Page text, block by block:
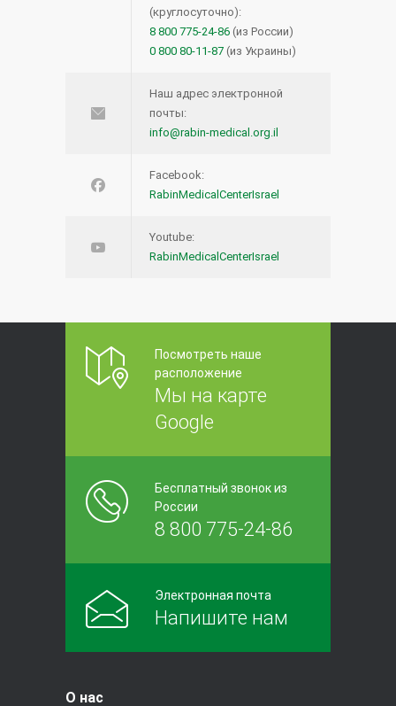
(круглосуточно):
8 800 775-24-86 (из России)
0 800 80-11-87 (из Украины)
Наш адрес электронной
почты:
info@rabin-medical.org.il
Facebook:
RabinMedicalCenterIsrael
Youtube:
RabinMedicalCenterIsrael
Посмотреть наше
расположение
Мы на карте
Google
Бесплатный звонок из
России
8 800 775-24-86
Электронная почта
Напишите нам
О нас